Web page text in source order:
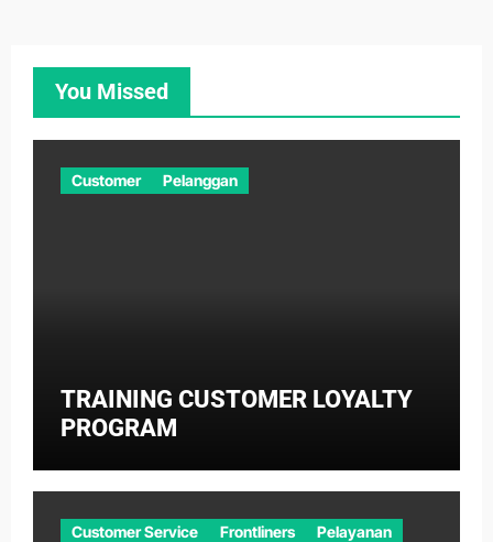
You Missed
Customer Pelanggan
TRAINING CUSTOMER LOYALTY
PROGRAM
Customer Service Frontliners Pelayanan